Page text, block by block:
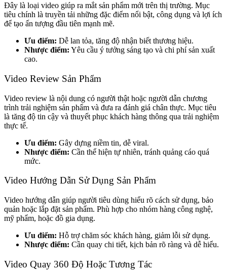
Đây là loại video giúp ra mắt sản phẩm mới trên thị trường. Mục
tiêu chính là truyền tải những đặc điểm nổi bật, công dụng và lợi ích
để tạo ấn tượng đầu tiên mạnh mẽ.
Ưu điểm: Dễ lan tỏa, tăng độ nhận biết thương hiệu.
Nhược điểm: Yêu cầu ý tưởng sáng tạo và chi phí sản xuất
cao.
Video Review Sản Phẩm
Video review là nội dung có người thật hoặc người dẫn chương
trình trải nghiệm sản phẩm và đưa ra đánh giá chân thực. Mục tiêu
là tăng độ tin cậy và thuyết phục khách hàng thông qua trải nghiệm
thực tế.
Ưu điểm: Gây dựng niềm tin, dễ viral.
Nhược điểm: Cần thể hiện tự nhiên, tránh quảng cáo quá
mức.
Video Hướng Dẫn Sử Dụng Sản Phẩm
Video hướng dẫn giúp người tiêu dùng hiểu rõ cách sử dụng, bảo
quản hoặc lắp đặt sản phẩm. Phù hợp cho nhóm hàng công nghệ,
mỹ phẩm, hoặc đồ gia dụng.
Ưu điểm: Hỗ trợ chăm sóc khách hàng, giảm lỗi sử dụng.
Nhược điểm: Cần quay chi tiết, kịch bản rõ ràng và dễ hiểu.
Video Quay 360 Độ Hoặc Tương Tác